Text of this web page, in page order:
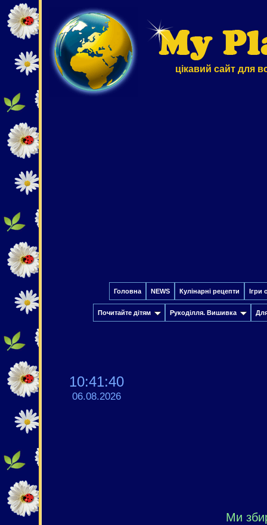
цікавий сайт для
Головна NEWS Кулінарні рецепти Ігри
Почитайте дітям Рукоділля. Вишивка
10:41:41
06.08.2026
Ми